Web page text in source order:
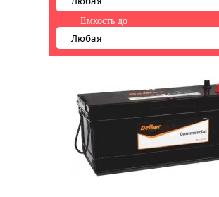
Емкость до